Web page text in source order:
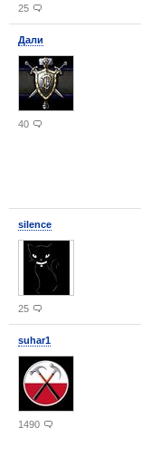
25
Дали
40
silence
25
suhar1
1490